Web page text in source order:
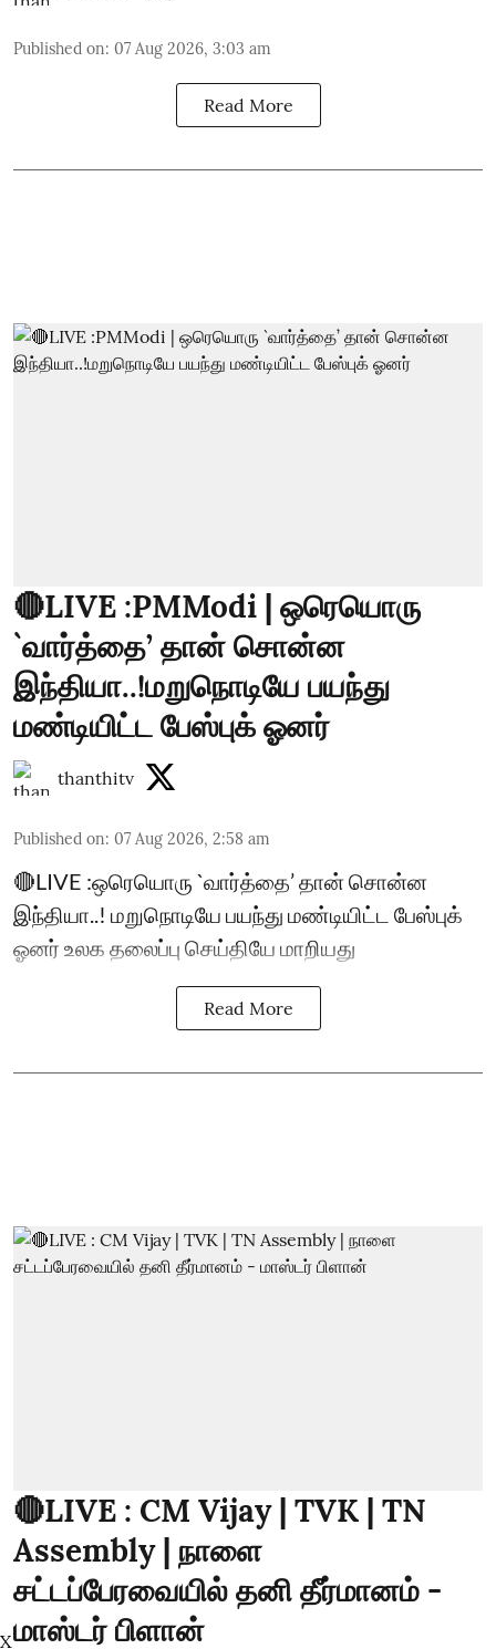
Published on: 07 Aug 2026, 3:03 am
Read More
🔴LIVE :PMModi | ஒரெயொரு
`வார்த்தை’ தான் சொன்ன
இந்தியா..!மறுநொடியே பயந்து
மண்டியிட்ட பேஸ்புக் ஓனர்
thanthitv
Published on: 07 Aug 2026, 2:58 am
🔴LIVE :ஒரெயொரு `வார்த்தை’ தான் சொன்ன
இந்தியா..! மறுநொடியே பயந்து மண்டியிட்ட பேஸ்புக்
ஓனர் உலக தலைப்பு செய்தியே மாறியது
Read More
🔴LIVE : CM Vijay | TVK | TN
Assembly | நாளை
சட்டப்பேரவையில் தனி தீர்மானம் -
மாஸ்டர் பிளான்
X